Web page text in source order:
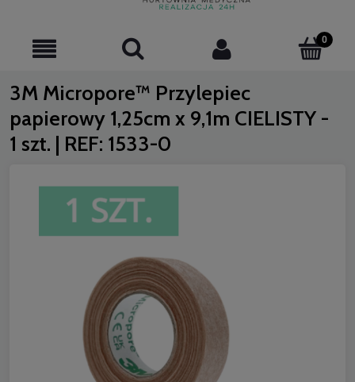
3M Micropore™ Przylepiec
papierowy 1,25cm x 9,1m CIELISTY -
1 szt. | REF: 1533-0